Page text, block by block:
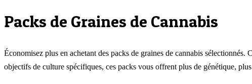
Packs de Graines de Cannabis
Économisez plus en achetant des packs de graines de cannabis
objectifs de culture spécifiques, ces packs vous offrent plus de génétique,